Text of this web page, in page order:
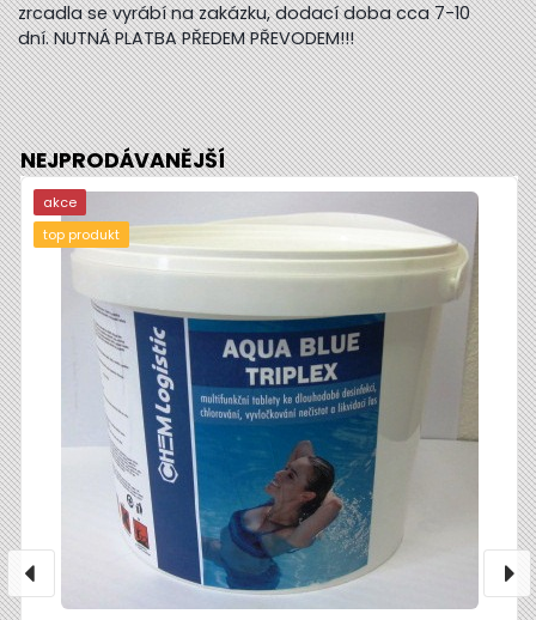
zrcadla se vyrábí na zakázku, dodací doba cca 7-10
dní. NUTNÁ PLATBA PŘEDEM PŘEVODEM!!!
NEJPRODÁVANĚJŠÍ
akce
top produkt